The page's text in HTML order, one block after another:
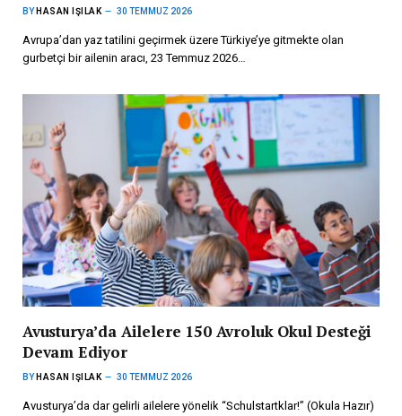
BY HASAN IŞILAK 30 TEMMUZ 2026
Avrupa’dan yaz tatilini geçirmek üzere Türkiye’ye gitmekte olan
gurbetçi bir ailenin aracı, 23 Temmuz 2026…
Avusturya’da Ailelere 150 Avroluk Okul Desteği
Devam Ediyor
BY HASAN IŞILAK 30 TEMMUZ 2026
Avusturya’da dar gelirli ailelere yönelik “Schulstartklar!” (Okula Hazır)